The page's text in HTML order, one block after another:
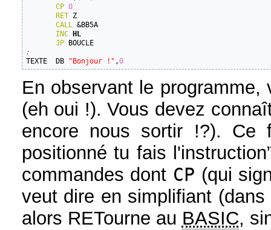
CP 0
RET Z
CALL
&BB5A
INC HL
JP
;
TEXTE  DB "Bonjour !" ,0
En observant le
(eh oui !). Vous devez
encore nous sortir !?). Ce
positionné tu fais
commandes dont CP (qui
veut dire en simplifiant
alors RETourne au BASIC,